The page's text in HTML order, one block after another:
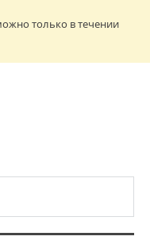
только в течении